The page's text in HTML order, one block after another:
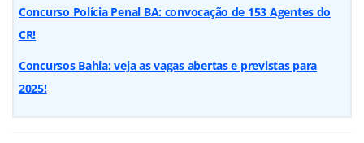
Concurso Polícia Penal BA: convocação de 153 Agentes do
CR!
Concursos Bahia: veja as vagas abertas e previstas para
2025!